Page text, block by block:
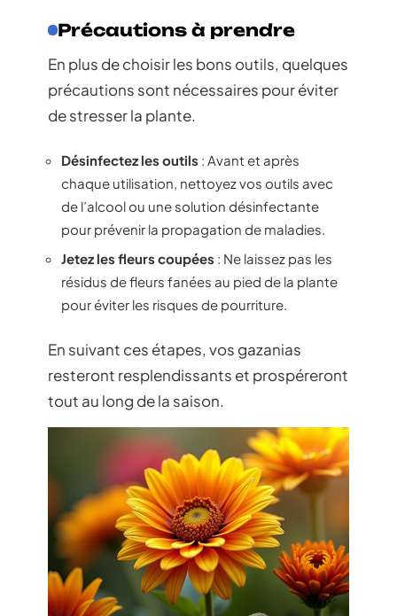
Précautions à prendre
En plus de choisir les bons outils, quelques
précautions sont nécessaires pour éviter
de stresser la plante.
Désinfectez les outils : Avant et après
chaque utilisation, nettoyez vos outils avec
de l’alcool ou une solution désinfectante
pour prévenir la propagation de maladies.
Jetez les fleurs coupées : Ne laissez pas les
résidus de fleurs fanées au pied de la plante
pour éviter les risques de pourriture.
En suivant ces étapes, vos gazanias
resteront resplendissants et prospéreront
tout au long de la saison.